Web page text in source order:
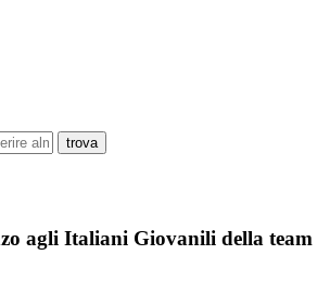
agli Italiani Giovanili della team